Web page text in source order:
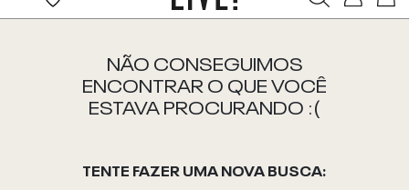
NÃO CONSEGUIMOS
ENCONTRAR O QUE VOCÊ
ESTAVA PROCURANDO :(
TENTE FAZER UMA NOVA BUSCA: